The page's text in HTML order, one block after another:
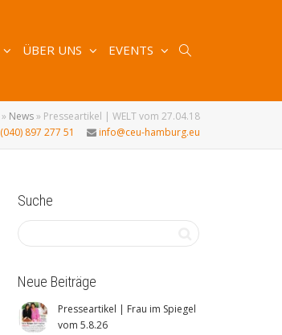
ÜBER UNS EVENTS
» News» Presseartikel | WELT vom 27.04.18
(040) 897 277 51
info@ceu-hamburg.eu
Suche
Neue Beiträge
Presseartikel | Frau im Spiegel
vom 5.8.26